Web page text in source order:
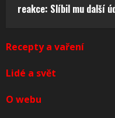
reakce: Slíbil mu další
Recepty a vaření
Lidé a svět
O webu